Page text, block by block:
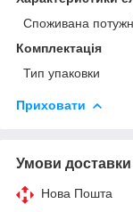
Споживана
Комплектація
Тип упаковки
Приховати
Умови доставки
Нова Пошта